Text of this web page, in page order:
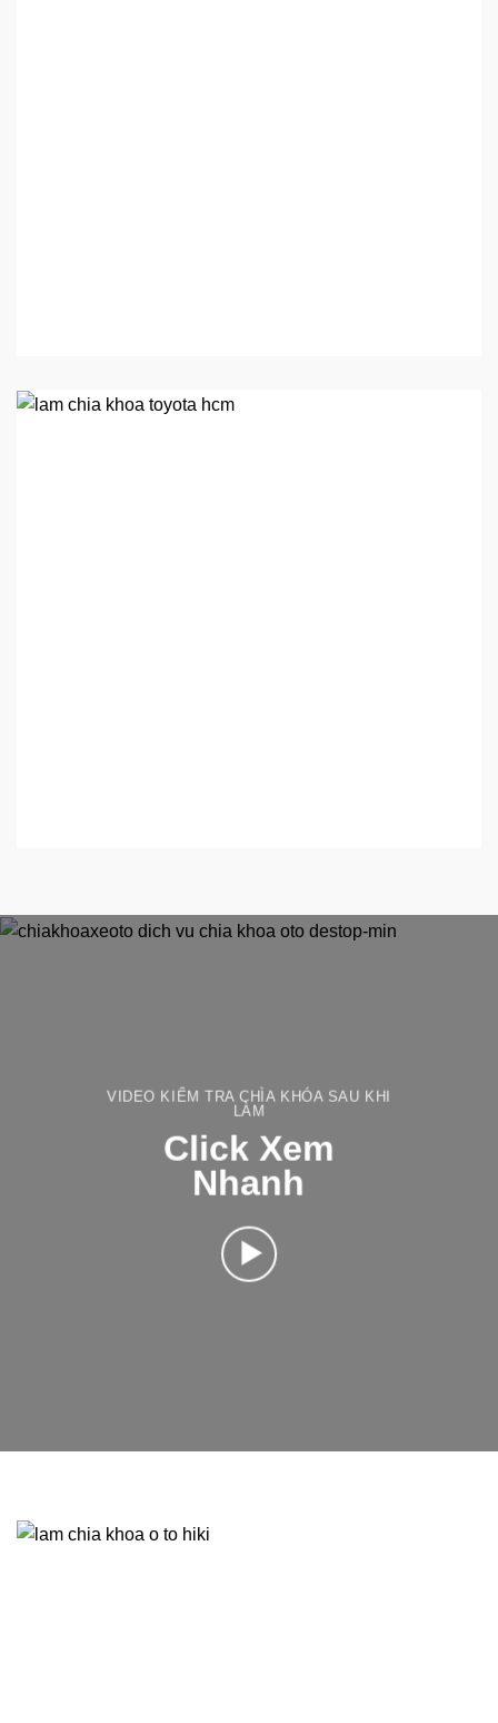
VIDEO KIỂM TRA CHÌA KHÓA SAU KHI
LÀM
Click Xem
Nhanh